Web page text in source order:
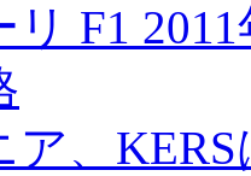
リ F1
ア、